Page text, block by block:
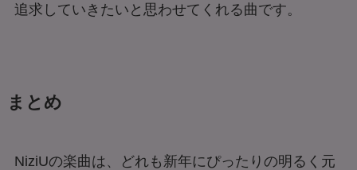
追求していきたいと思わせてくれる曲です。
まとめ
NiziUの楽曲は、どれも新年にぴったりの明るく元